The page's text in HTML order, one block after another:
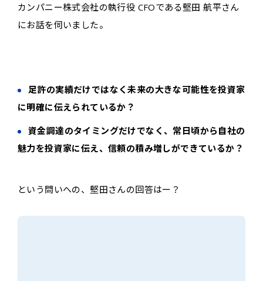
カンパニー株式会社の執行役 CFOである堅田 航平さん
にお話を伺いました。
足許の実績だけではなく未来の大きな可能性を投資家
に明確に伝えられているか？
資金調達のタイミングだけでなく、常日頃から自社の
魅力を投資家に伝え、信頼の積み増しができているか？
という問いへの、堅田さんの回答はー？